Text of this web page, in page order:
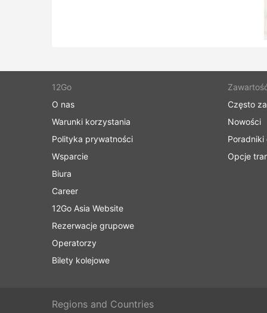
12Go
O nas
Warunki korzystania
Polityka prywatności
Wsparcie
Biura
Career
12Go Asia Website
Rezerwacje grupowe
Operatorzy
Bilety kolejowe
Często
Nowości
Opcje
Regions and Countries